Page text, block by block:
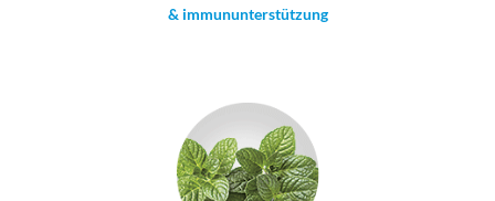
& immununterstützung